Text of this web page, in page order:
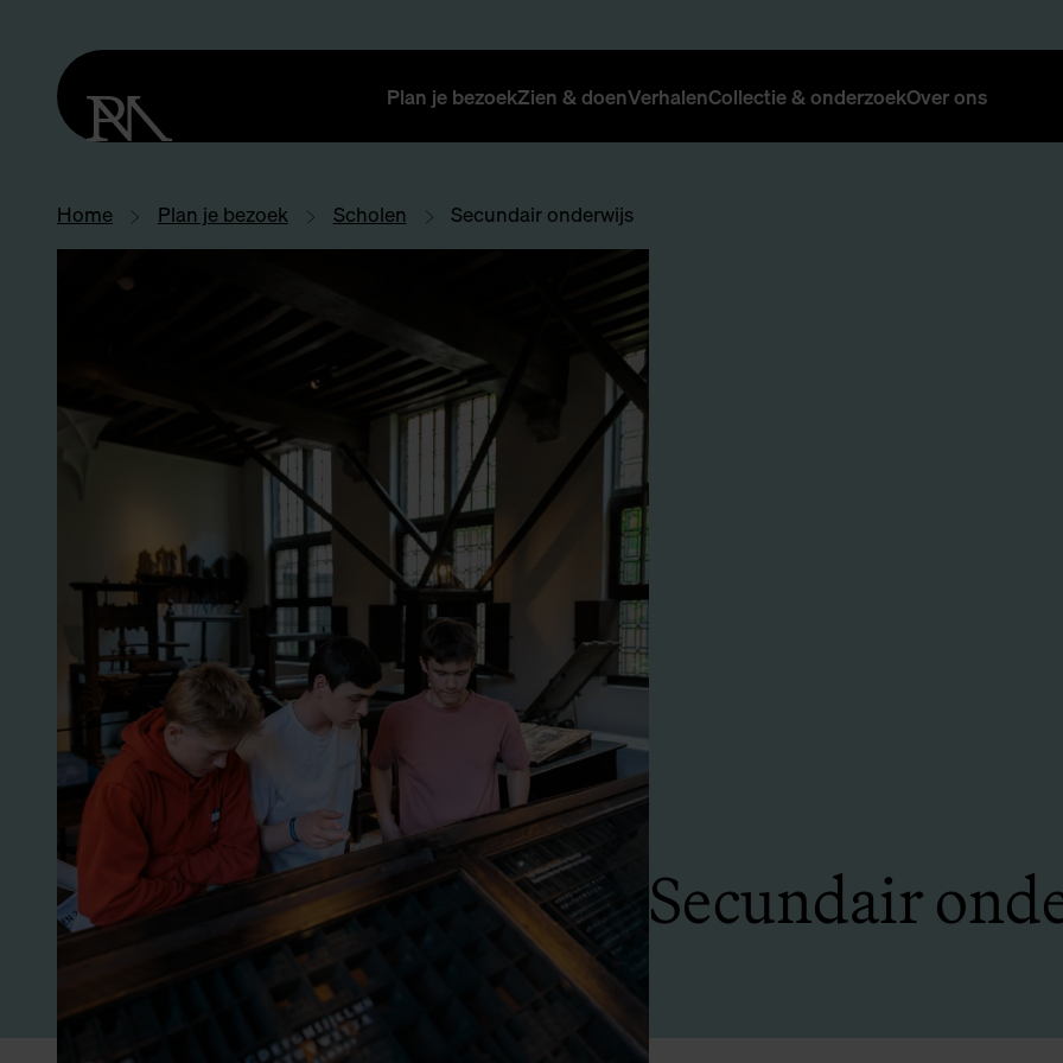
Plan je bezoekZien & doenVerhalenCollectie & onderzoekOver ons
Home Plan je bezoek Scholen Secundair onderwijs
Secundair